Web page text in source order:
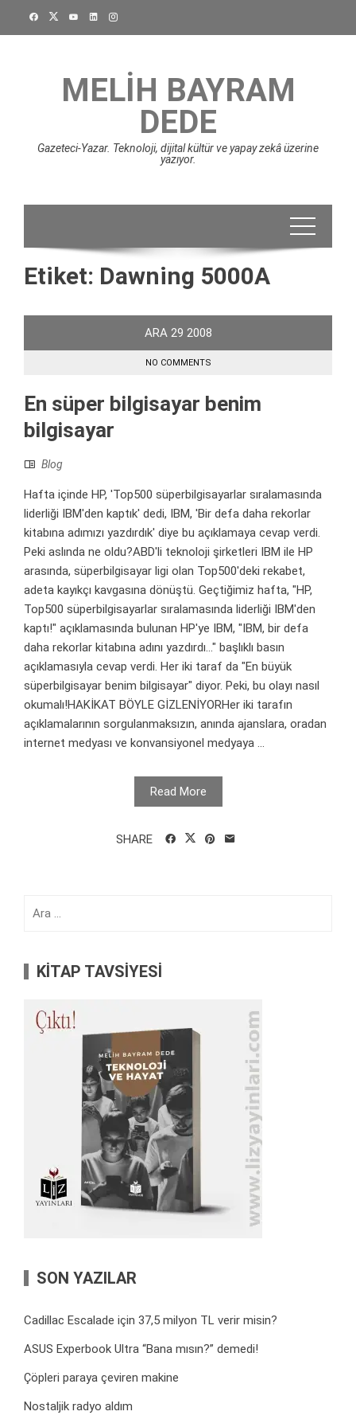
MELIH BAYRAM
DEDE
Gazeteci-Yazar. Teknoloji, dijital kültür ve yapay zekâ üzerine
yazıyor.
Etiket: Dawning 5000A
ARA 29 2008
NO COMMENTS
En süper bilgisayar benim
bilgisayar
Blog
Hafta içinde HP, 'Top500 süperbilgisayarlar sıralamasında
liderliği IBM'den kaptık' dedi, IBM, 'Bir defa daha rekorlar
kitabına adımızı yazdırdık' diye bu açıklamaya cevap verdi.
Peki aslında ne oldu?ABD'li teknoloji şirketleri IBM ile HP
arasında, süperbilgisayar ligi olan Top500'deki rekabet,
adeta kayıkçı kavgasına dönüştü. Geçtiğimiz hafta, "HP,
Top500 süperbilgisayarlar sıralamasında liderliği IBM'den
kaptı!" açıklamasında bulunan HP'ye IBM, "IBM, bir defa
daha rekorlar kitabına adını yazdırdı..." başlıklı basın
açıklamasıyla cevap verdi. Her iki taraf da "En büyük
süperbilgisayar benim bilgisayar" diyor. Peki, bu olayı nasıl
okumalı!HAKİKAT BÖYLE GİZLENİYORHer iki tarafın
açıklamalarının sorgulanmaksızın, anında ajanslara, oradan
internet medyası ve konvansiyonel medyaya ...
Read More
SHARE
KİTAP TAVSİYESİ
SON YAZILAR
Cadillac Escalade için 37,5 milyon TL verir misin?
ASUS Experbook Ultra “Bana mısın?” demedi!
Çöpleri paraya çeviren makine
Nostaljik radyo aldım